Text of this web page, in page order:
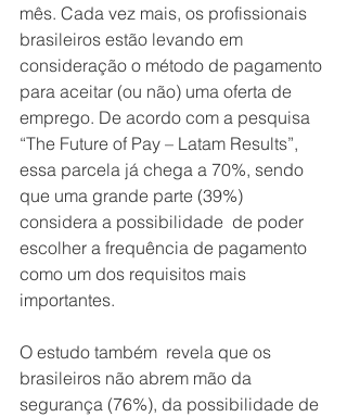
mês. Cada vez mais, os profissionais
brasileiros estão levando em
consideração o método de pagamento
para aceitar (ou não) uma oferta de
emprego. De acordo com a pesquisa
“The Future of Pay – Latam Results”,
essa parcela já chega a 70%, sendo
que uma grande parte (39%)
considera a possibilidade  de poder
escolher a frequência de pagamento
como um dos requisitos mais
importantes.
O estudo também  revela que os
brasileiros não abrem mão da
segurança (76%), da possibilidade de